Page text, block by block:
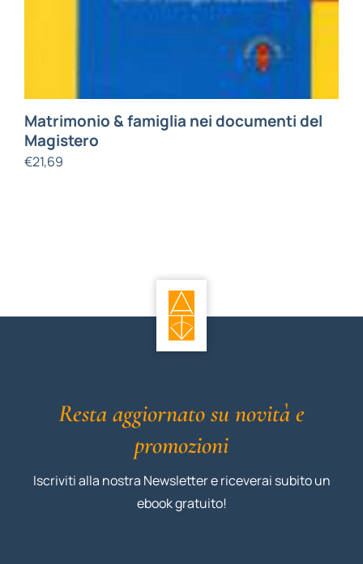
Matrimonio & famiglia nei documenti del
Magistero
€21,69
Resta aggiornato su novità e
promozioni
Iscriviti alla nostra Newsletter e riceverai subito un
ebook gratuito!